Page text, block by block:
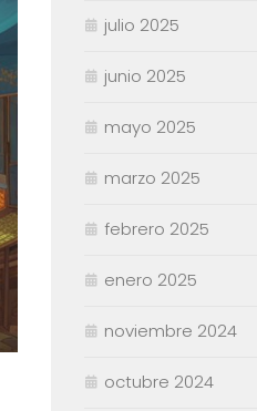
julio 2025
junio 2025
mayo 2025
marzo 2025
febrero 2025
enero 2025
noviembre 2024
octubre 2024